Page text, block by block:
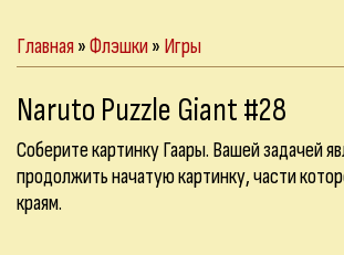
Главная»Флэшки» Игры
Naruto Puzzle Giant #28
Соберите картинку Гаары. Вашей задачей
продолжить начатую картинку, части
краям.